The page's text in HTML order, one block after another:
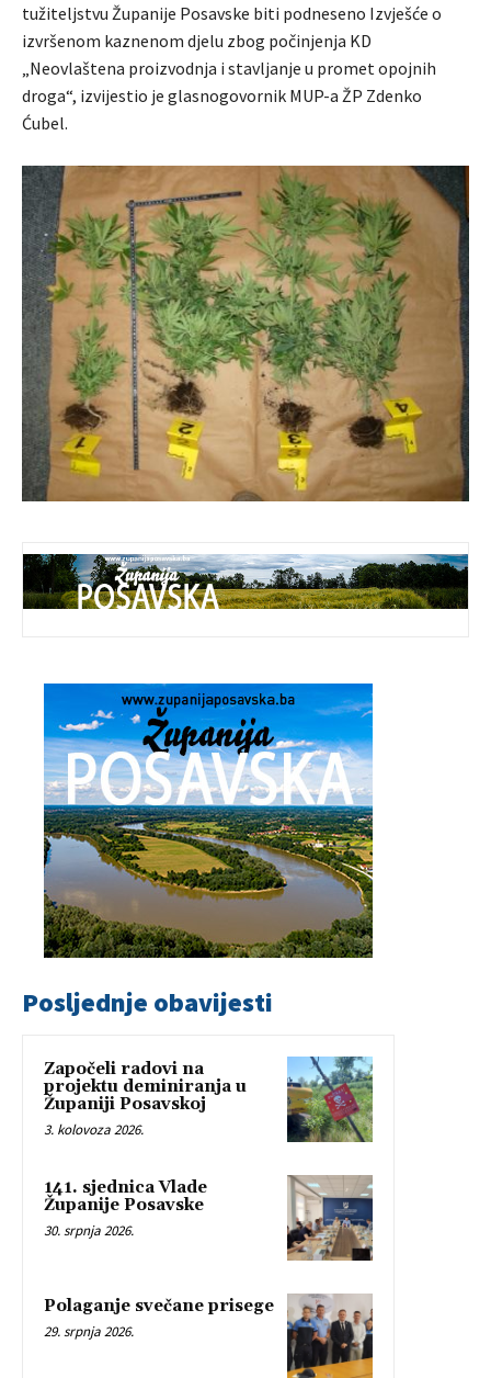
tužiteljstvu Županije Posavske biti podneseno Izvješće o
izvršenom kaznenom djelu zbog počinjenja KD
„Neovlaštena proizvodnja i stavljanje u promet opojnih
droga“, izvijestio je glasnogovornik MUP-a ŽP Zdenko
Ćubel.
Posljednje obavijesti
Započeli radovi na
projektu deminiranja u
Županiji Posavskoj
3. kolovoza 2026.
141. sjednica Vlade
Županije Posavske
30. srpnja 2026.
Polaganje svečane prisege
29. srpnja 2026.